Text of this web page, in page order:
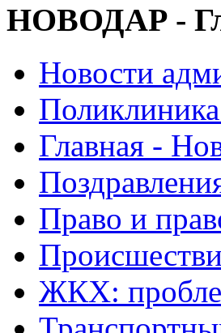
НОВОДАР -
Новости
Главная -
Право и
ЖКХ: